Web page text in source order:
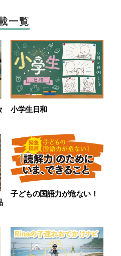
一覧
小学生日和
子どもの国語力が危ない！